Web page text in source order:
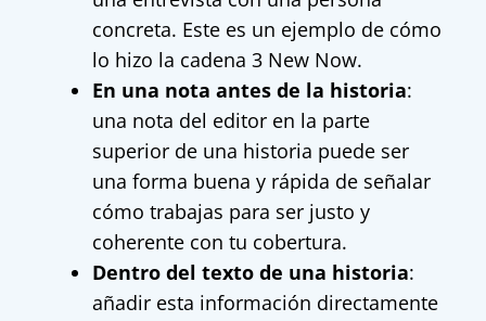
concreta. Este es un ejemplo de cómo
lo hizo la cadena 3 New Now.
En una nota antes de la historia:
una nota del editor en la parte
superior de una historia puede ser
una forma buena y rápida de señalar
cómo trabajas para ser justo y
coherente con tu cobertura.
Dentro del texto de una historia:
añadir esta información directamente